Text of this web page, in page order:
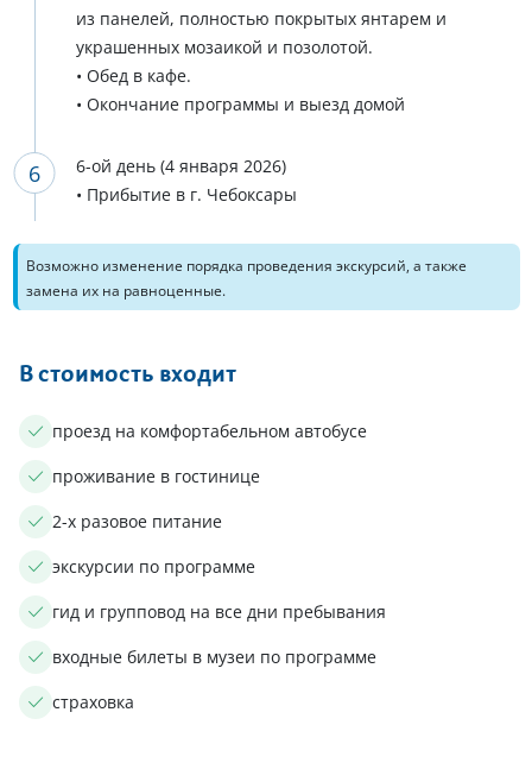
из панелей, полностью покрытых янтарем и
украшенных мозаикой и позолотой.
• Обед в кафе.
• Окончание программы и выезд домой
6-ой день (4 января 2026)
• Прибытие в г. Чебоксары
Возможно изменение порядка проведения экскурсий, а также
замена их на равноценные.
В стоимость входит
проезд на комфортабельном автобусе
проживание в гостинице
2-х разовое питание
экскурсии по программе
гид и групповод на все дни пребывания
входные билеты в музеи по программе
страховка